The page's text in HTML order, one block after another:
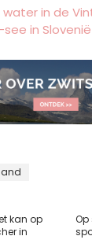
in de
in Slovenië
kan op
in